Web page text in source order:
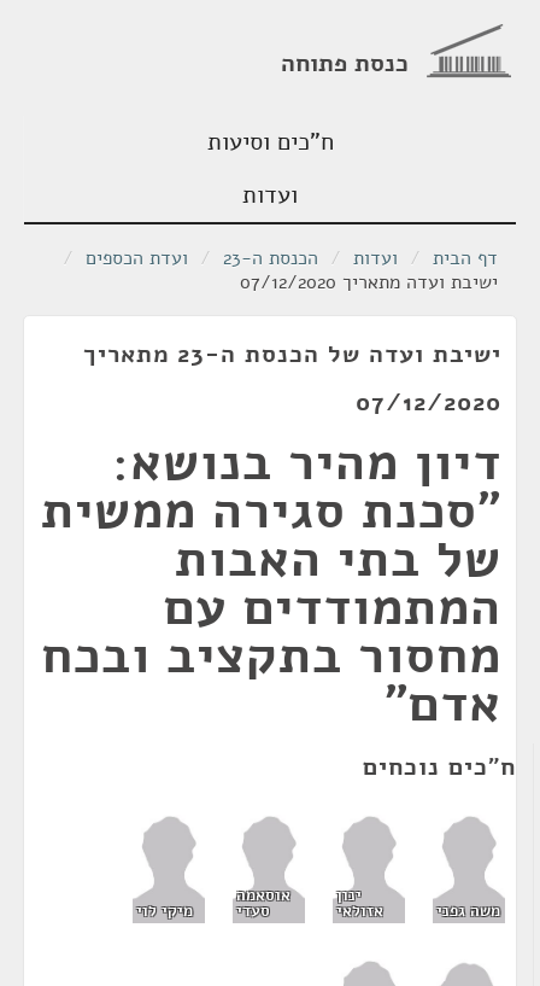
כנסת פתוחה
ח"כים וסיעות
ועדות
דף הבית / ועדות / הכנסת ה-23 / ועדת הכספים /
ישיבת ועדה מתאריך 07/12/2020
ישיבת ועדה של הכנסת ה-23 מתאריך
07/12/2020
דיון מהיר בנושא:
"סכנת סגירה ממשית
של בתי האבות
המתמודדים עם
מחסור בתקציב ובכח
אדם"
ח"כים נוכחים
משה גפני
ינון
אזולאי
אוסאמה
סעדי מיקי לוי